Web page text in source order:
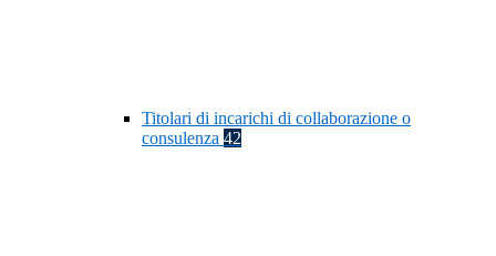
Titolari di incarichi di collaborazione o
consulenza 42